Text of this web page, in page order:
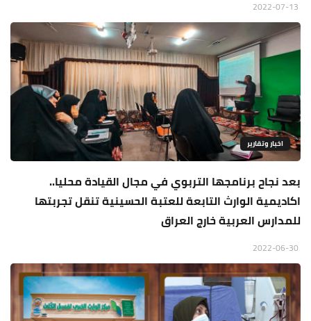
اخبار وتقارير
بعد نجاح برنامجها التربوي في مجال القيادة محليا..
اكاديمية الوارث التابعة للعتبة الحسينية تنقل تجربتها
للمدارس العربية خارج العراق